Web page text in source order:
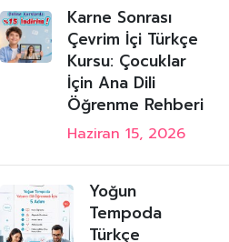
Karne Sonrası
Çevrim İçi Türkçe
Kursu: Çocuklar
İçin Ana Dili
Öğrenme Rehberi
Haziran 15, 2026
Yoğun
Tempoda
Türkçe